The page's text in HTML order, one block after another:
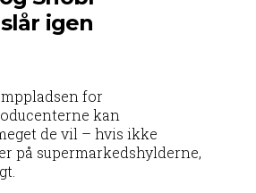
igen
for
kan
de vil – hvis ikke
på supermarkedshylderne,